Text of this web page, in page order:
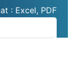
: Excel, PDF